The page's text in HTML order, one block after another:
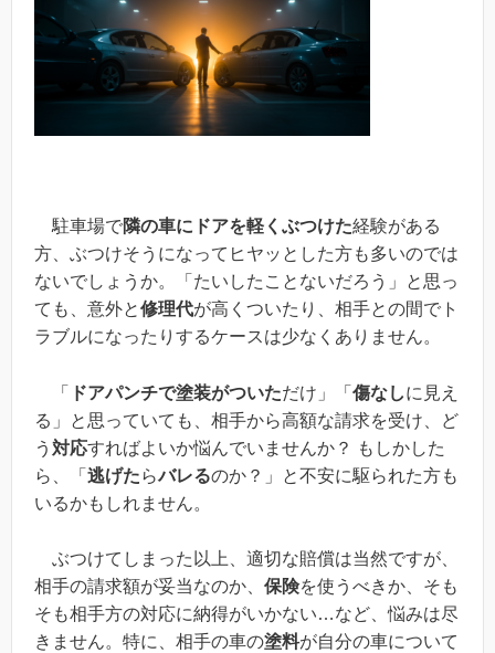
駐車場で隣の車にドアを軽くぶつけた経験がある
方、ぶつけそうになってヒヤッとした方も多いのでは
ないでしょうか。「たいしたことないだろう」と思っ
ても、意外と修理代が高くついたり、相手との間でト
ラブルになったりするケースは少なくありません。
「 ドアパンチで塗装がついただけ」「 傷なしに見え
る」と思っていても、相手から高額な請求を受け、ど
う 対応すればよいか悩んでいませんか？ もしかした
ら、「 逃げたらバレるのか？」と不安に駆られた方も
いるかもしれません。
ぶつけてしまった以上、適切な賠償は当然ですが、
相手の請求額が妥当なのか、 保険を使うべきか、そも
そも相手方の対応に納得がいかない…など、悩みは尽
きません。特に、相手の車の塗料が自分の車について